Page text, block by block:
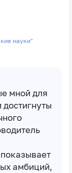
науки"
мной для
амбиций,